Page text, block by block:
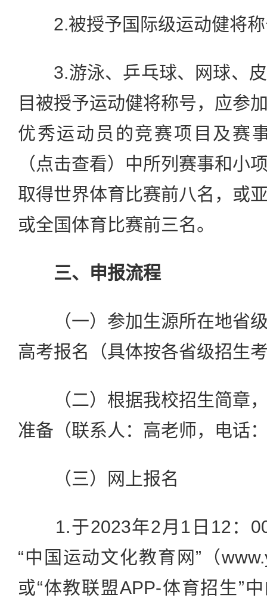
2.被授予国际级运动健将称
3.游泳、乒乓球、网球、皮
目被授予运动健将称号，应参
优秀运动员的竞赛项目及赛
（点击查看）中所列赛事和小
取得世界体育比赛前八名，或
或全国体育比赛前三名。
三、申报流程
（一）参加生源所在地省级
高考报名（具体按各省级招生
（二）根据我校招生简章，
准备（联系人：高老师，电话
（三）网上报名
1.于2023年2月1日12：
“中国运动文化教育网”（
或“体教联盟APP-体育招生”